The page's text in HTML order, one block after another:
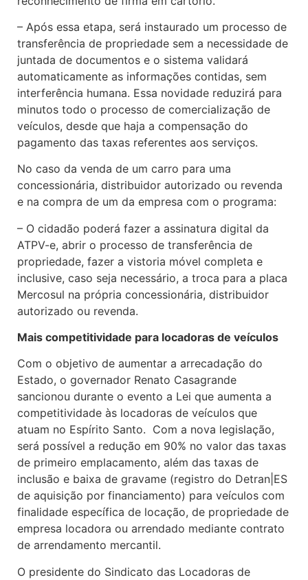
– Após essa etapa, será instaurado um processo de
transferência de propriedade sem a necessidade de
juntada de documentos e o sistema validará
automaticamente as informações contidas, sem
interferência humana. Essa novidade reduzirá para
minutos todo o processo de comercialização de
veículos, desde que haja a compensação do
pagamento das taxas referentes aos serviços.
No caso da venda de um carro para uma
concessionária, distribuidor autorizado ou revenda
e na compra de um da empresa com o programa:
– O cidadão poderá fazer a assinatura digital da
ATPV-e, abrir o processo de transferência de
propriedade, fazer a vistoria móvel completa e
inclusive, caso seja necessário, a troca para a placa
Mercosul na própria concessionária, distribuidor
autorizado ou revenda.
Mais competitividade para locadoras de veículos
Com o objetivo de aumentar a arrecadação do
Estado, o governador Renato Casagrande
sancionou durante o evento a Lei que aumenta a
competitividade às locadoras de veículos que
atuam no Espírito Santo. Com a nova legislação,
será possível a redução em 90% no valor das taxas
de primeiro emplacamento, além das taxas de
inclusão e baixa de gravame (registro do Detran|ES
de aquisição por financiamento) para veículos com
finalidade específica de locação, de propriedade de
empresa locadora ou arrendado mediante contrato
de arrendamento mercantil.
O presidente do Sindicato das Locadoras de